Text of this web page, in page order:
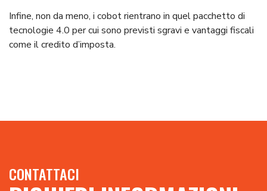
Infine, non da meno, i cobot rientrano in quel pacchetto di
tecnologie 4.0 per cui sono previsti sgravi e vantaggi fiscali
come il credito d’imposta.
CONTATTACI